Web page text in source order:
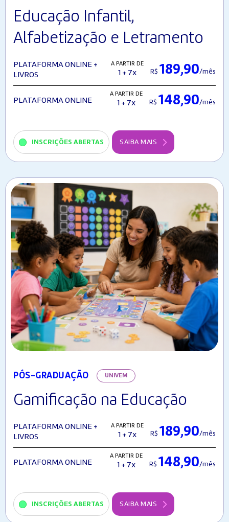
Educação Infantil,
Alfabetização e Letramento
PLATAFORMA ONLINE +
LIVROS
A PARTIR DE
1 + 7x R$ 189,90/mês
PLATAFORMA ONLINE
A PARTIR DE
1 + 7x R$ 148,90/mês
INSCRIÇÕES ABERTAS SAIBA MAIS
PÓS-GRADUAÇÃO UNIVEM
Gamificação na Educação
PLATAFORMA ONLINE +
LIVROS
A PARTIR DE
1 + 7x R$ 189,90/mês
PLATAFORMA ONLINE
A PARTIR DE
1 + 7x R$ 148,90/mês
INSCRIÇÕES ABERTAS SAIBA MAIS